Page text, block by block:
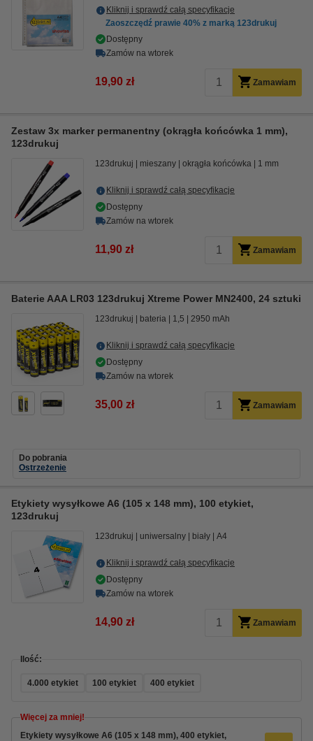
Kliknij i sprawdź całą specyfikacje
Zaoszczędź prawie 40% z marką 123drukuj
Dostępny
Zamów na wtorek
19,90 zł Zamawiam
Zestaw 3x marker permanentny (okrągła końcówka 1 mm),
123drukuj
123drukuj mieszany okrągła końcówka 1 mm
Kliknij i sprawdź całą specyfikacje
Dostępny
Zamów na wtorek
11,90 zł Zamawiam
Baterie AAA LR03 123drukuj Xtreme Power MN2400, 24 sztuki
123drukuj bateria 1,5 2950 mAh
Kliknij i sprawdź całą specyfikacje
Dostępny
Zamów na wtorek
35,00 zł Zamawiam
Do pobrania
Ostrzeżenie
Etykiety wysyłkowe A6 (105 x 148 mm), 100 etykiet,
123drukuj
123drukuj uniwersalny biały A4
Kliknij i sprawdź całą specyfikacje
Dostępny
Zamów na wtorek
14,90 zł Zamawiam
Ilość:
4.000 etykiet 100 etykiet 400 etykiet
Więcej za mniej!
Etykiety wysyłkowe A6 (105 x 148 mm), 400 etykiet,